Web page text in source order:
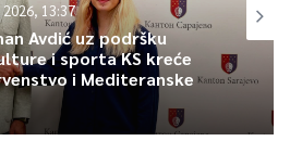
13:37
Avdić uz podršku
i sporta KS kreće
i Mediteranske